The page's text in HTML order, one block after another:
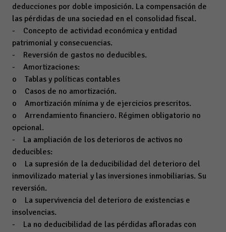
deducciones por doble imposición. La compensación de
las pérdidas de una sociedad en el consolidad fiscal.
- Concepto de actividad económica y entidad
patrimonial y consecuencias.
- Reversión de gastos no deducibles.
- Amortizaciones:
o Tablas y políticas contables
o Casos de no amortización.
o Amortización mínima y de ejercicios prescritos.
o Arrendamiento financiero. Régimen obligatorio no
opcional.
- La ampliación de los deterioros de activos no
deducibles:
o La supresión de la deducibilidad del deterioro del
inmovilizado material y las inversiones inmobiliarias. Su
reversión.
o La supervivencia del deterioro de existencias e
insolvencias.
- La no deducibilidad de las pérdidas afloradas con